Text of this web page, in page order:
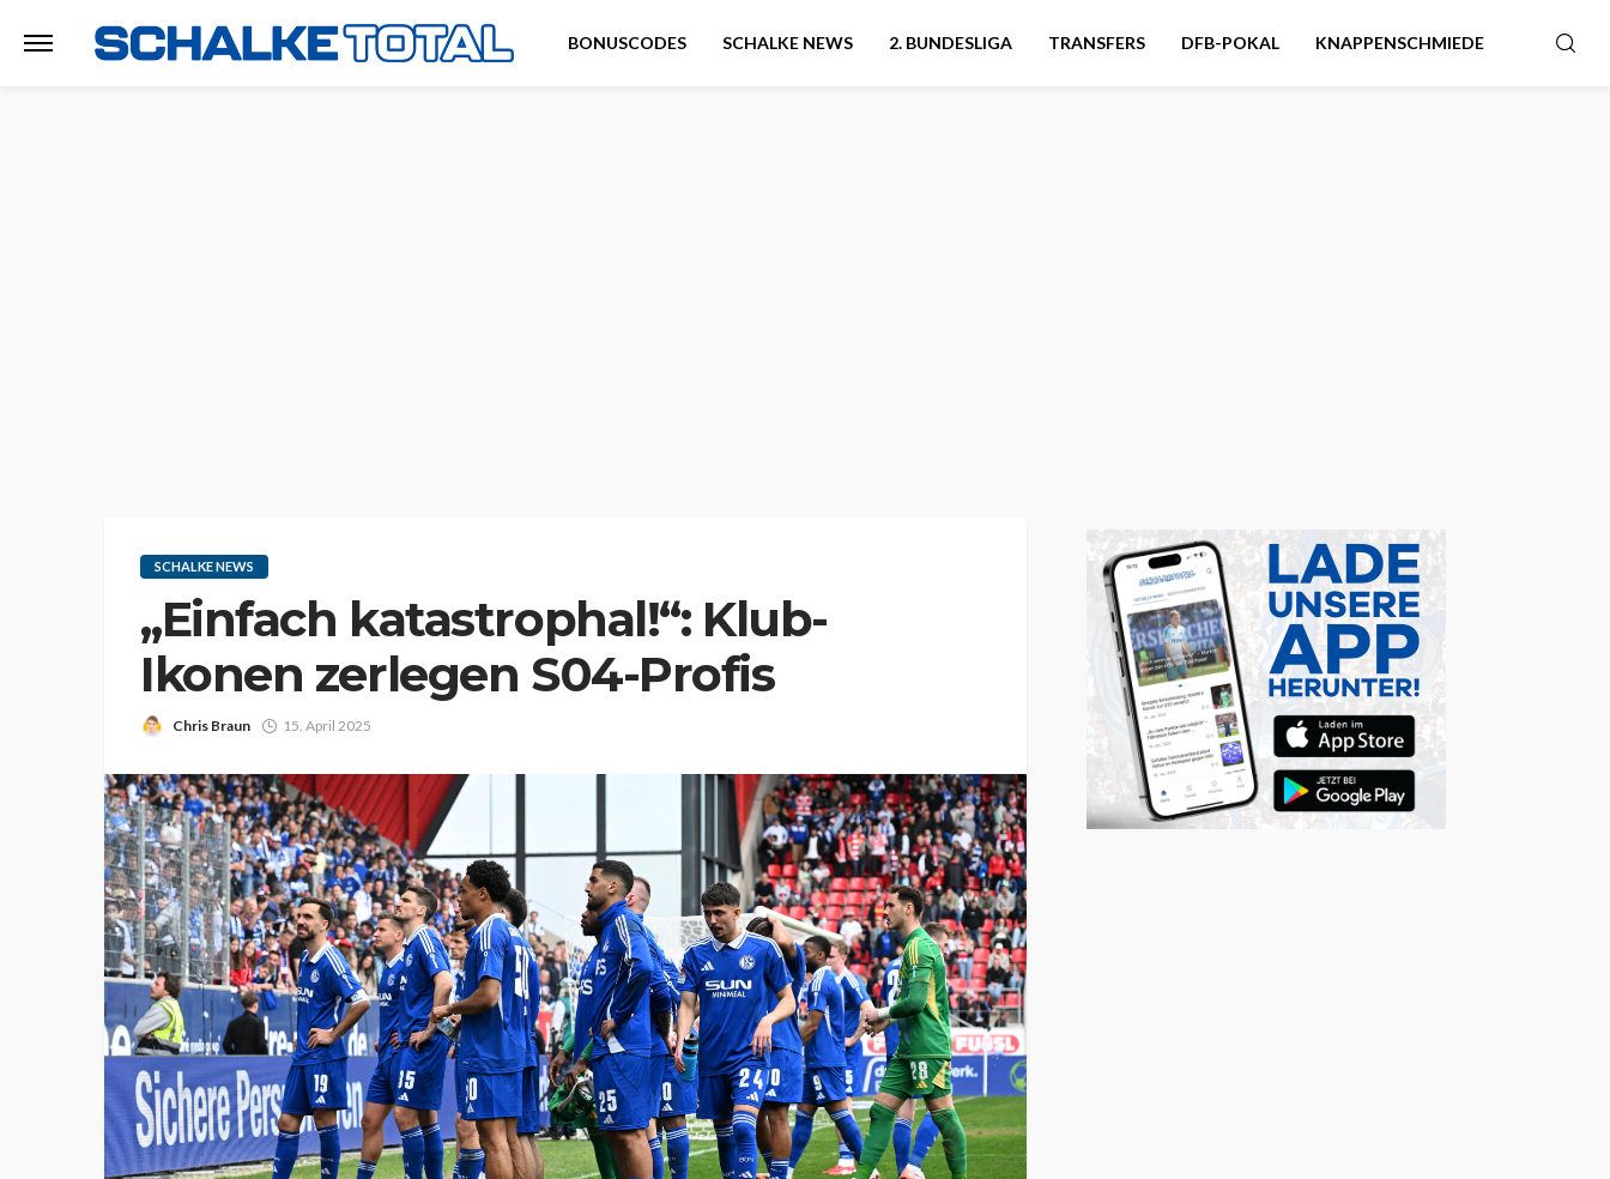
BONUSCODES SCHALKE NEWS 2. BUNDESLIGA TRANSFERS DFB-POKAL KNAPPENSCHMIEDE
SCHALKE NEWS
„Einfach katastrophal!“: Klub-
Ikonen zerlegen S04-Profis
Chris Braun 15. April 2025